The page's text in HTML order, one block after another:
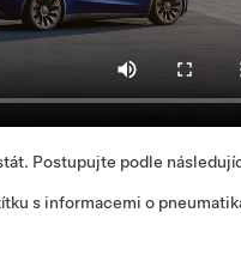
Postupujte podle
s informacemi o